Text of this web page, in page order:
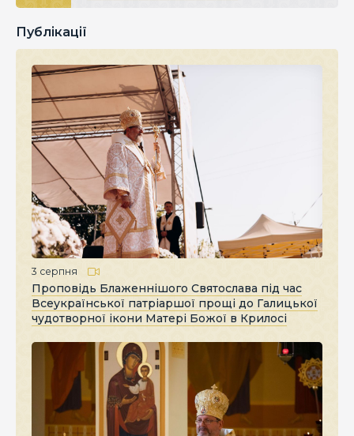
Публікації
3 серпня
Проповідь Блаженнішого Святослава під час
Всеукраїнської патріаршої прощі до Галицької
чудотворної ікони Матері Божої в Крилосі